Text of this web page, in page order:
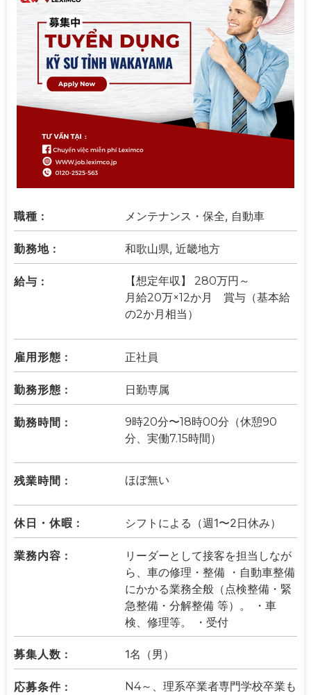
職種 : メンテナンス・保全, 自動車
勤務地 : 和歌山県, 近畿地方
給与 :
【想定年収】 280万円～
月給20万×12か月 賞与（基本給
の2か月相当）
雇用形態 : 正社員
勤務形態 : 日勤専属
勤務時間 :
9時20分〜18時00分（休憩90
分、実働7.15時間）
残業時間 : ほぼ無い
休日・休暇 : シフトによる（週1〜2日休み）
業務内容 :
リーダーとして接客を担当しなが
ら、車の修理・整備 ・自動車整備
にかかる業務全般（点検整備・緊
急整備・分解整備 等）。 ・車
検、修理等。 ・受付
募集人数 : 1名（男）
応募条件 :
N4～、理系卒業者専門学校卒業も